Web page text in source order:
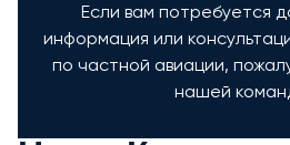
Если вам потребуется
информация или
по частной авиации,
нашей